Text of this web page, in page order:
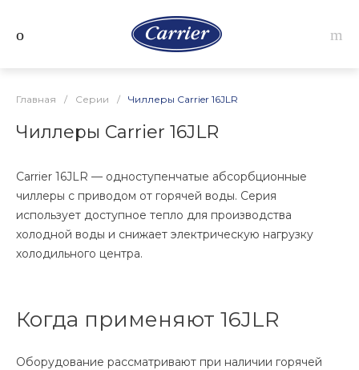
Главная / Серии / Чиллеры Carrier 16JLR
Чиллеры Carrier 16JLR
Carrier 16JLR — одноступенчатые абсорбционные
чиллеры с приводом от горячей воды. Серия
использует доступное тепло для производства
холодной воды и снижает электрическую нагрузку
холодильного центра.
Когда применяют 16JLR
Оборудование рассматривают при наличии горячей